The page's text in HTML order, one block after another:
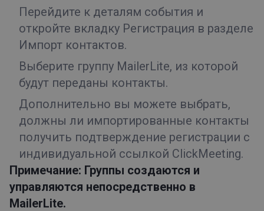
Перейдите к деталям события и
откройте вкладку Регистрация в разделе
Импорт контактов.
Выберите группу MailerLite, из которой
будут переданы контакты.
Дополнительно вы можете выбрать,
должны ли импортированные контакты
получить подтверждение регистрации с
индивидуальной ссылкой ClickMeeting.
Примечание: Группы создаются и
управляются непосредственно в
MailerLite.